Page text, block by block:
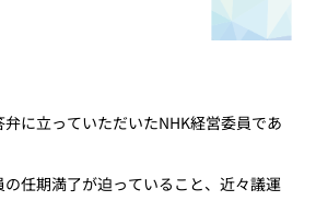
弁に立っていただいたNHK経営委員であ
任期満了が迫っていること、近々議運